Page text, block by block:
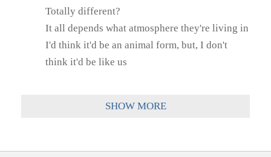
Totally different?
It all depends what atmosphere they're living in
I'd think it'd be an animal form, but, I don't
think it'd be like us
SHOW MORE